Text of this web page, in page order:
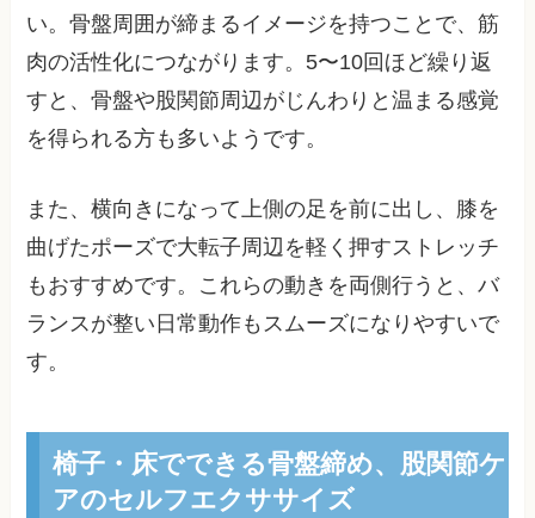
い。骨盤周囲が締まるイメージを持つことで、筋
肉の活性化につながります。5〜10回ほど繰り返
すと、骨盤や股関節周辺がじんわりと温まる感覚
を得られる方も多いようです。
また、横向きになって上側の足を前に出し、膝を
曲げたポーズで大転子周辺を軽く押すストレッチ
もおすすめです。これらの動きを両側行うと、バ
ランスが整い日常動作もスムーズになりやすいで
す。
椅子・床でできる骨盤締め、股関節ケ
アのセルフエクササイズ